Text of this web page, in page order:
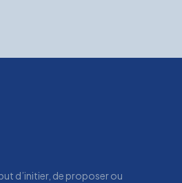
d’initier, de proposer ou